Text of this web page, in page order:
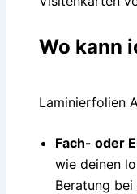
Wo kann
Laminierfolien
Fach- oder
wie deinen
Beratung